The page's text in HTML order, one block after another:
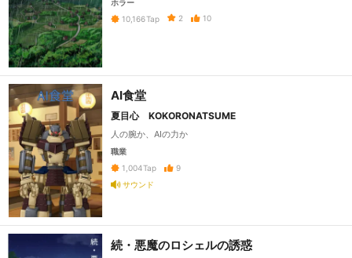
ホラー
10,166Tap 2 10
AI食堂
夏目心 KOKORONATSUME
人の腕か、AIの力か
職業
1,004Tap
9
サウンド
続・悪魔のロシェルの誘惑